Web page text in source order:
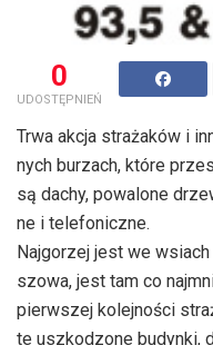
0
UDOSTĘPNIEŃ
Trwa akcja stra­ża­ków i
nych burzach, które
są dachy, po­wa­lo­ne
ne i te­le­fo­nicz­ne.
Naj­go­rzej jest we
szo­wa, jest tam co
pierw­szej kolejności
te uszko­dzo­ne budyn­ki,